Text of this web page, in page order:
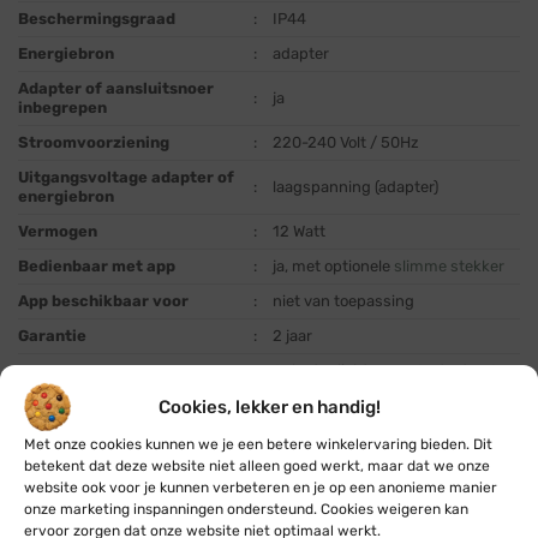
Cookies, lekker en handig!
Met onze cookies kunnen we je een betere winkelervaring bieden. Dit
betekent dat deze website niet alleen goed werkt, maar dat we onze
website ook voor je kunnen verbeteren en je op een anonieme manier
onze marketing inspanningen ondersteund. Cookies weigeren kan
ervoor zorgen dat onze website niet optimaal werkt.
Beschermingsgraad :
IP44
Energiebron
:
adapter
Adapter of aansluitsnoer
inbegrepen
: ja
Stroomvoorziening :
220-240 Volt / 50Hz
Uitgangsvoltage adapter of
energiebron
: laagspanning (adapter)
Vermogen :
12 Watt
Bedienbaar met app
: ja, met optionele slimme stekker
App beschikbaar voor
:
niet van toepassing
Garantie
: 2 jaar
Inbegrepen in verpakking
1 cluster lichtsnoer, 1 adapter, 1
Tip:je lampjes automatisch aan wanneer
het donker wordt of bedienen met een